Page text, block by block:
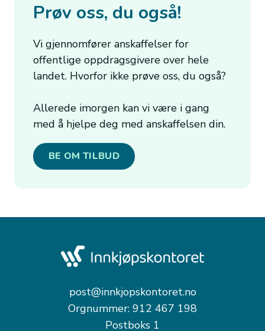
Prøv oss, du også!
Vi gjennomfører anskaffelser for
offentlige oppdragsgivere over hele
landet. Hvorfor ikke prøve oss, du også?
Allerede imorgen kan vi være i gang
med å hjelpe deg med anskaffelsen din.
BE OM TILBUD
post@innkjopskontoret.no
Orgnummer: 912 467 198
Postboks 1